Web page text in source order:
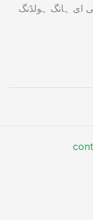
ای ہانگ ہولڈنگ